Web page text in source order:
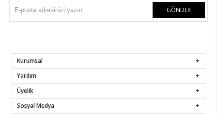
GÖNDER
Kurumsal
Yardım
Üyelik
Sosyal Medya